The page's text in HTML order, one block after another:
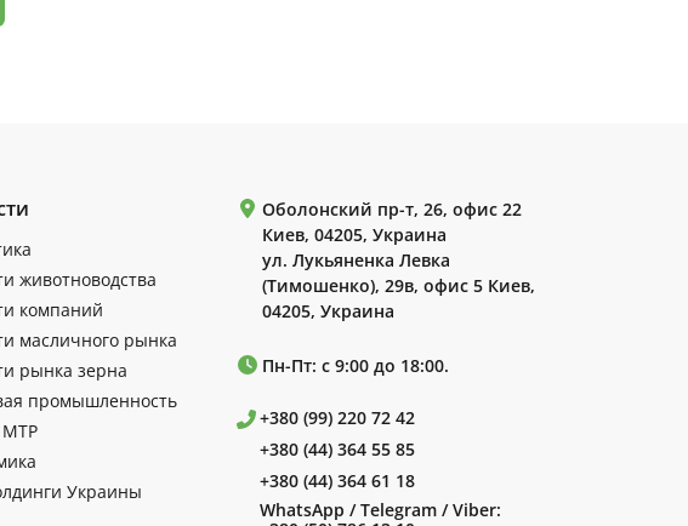
животноводства
компаний
масличного рынка
рынка зерна
промышленность
МТР
Украины
Оболонский пр-т, 26, офис 22
Киев, 04205, Украина
ул. Лукьяненка Левка
(Тимошенко), 29в, офис 5 Киев,
04205, Украина
Пн-Пт: с 9:00 до 18:00.
+380 (99) 220 72 42
+380 (44) 364 55 85
+380 (44) 364 61 18
WhatsApp / Telegram / Viber: